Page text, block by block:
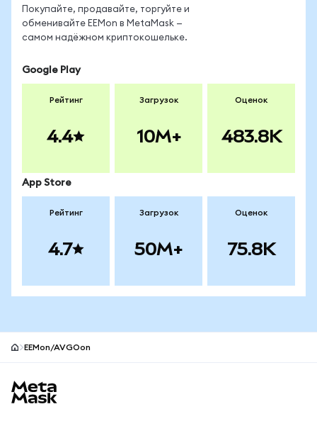
Покупайте, продавайте, торгуйте и
обменивайте EEMon в MetaMask —
самом надёжном криптокошельке.
Google Play
Рейтинг
4.4
Загрузок
10M+
Оценок
483.8K
App Store
Рейтинг
4.7
Загрузок
50M+
Оценок
75.8K
EEMon/AVGOon